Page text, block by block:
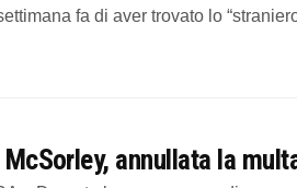
fa di aver trovato lo
annullata la